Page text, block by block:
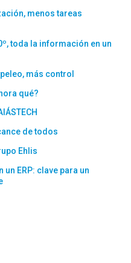
menos tareas
toda la información en un
más control
qué?
de todos
Ehlis
ERP: clave para un